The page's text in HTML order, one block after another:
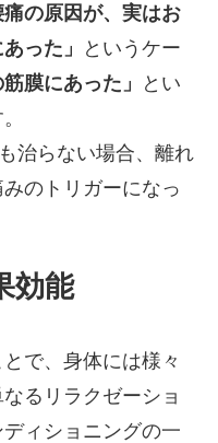
痛の原因が、実はお
った」
というケー
膜にあった」
とい
治らない場合、離れ
のトリガーになっ
効能
で、身体には様々
るリラクゼーショ
ィショニングの一